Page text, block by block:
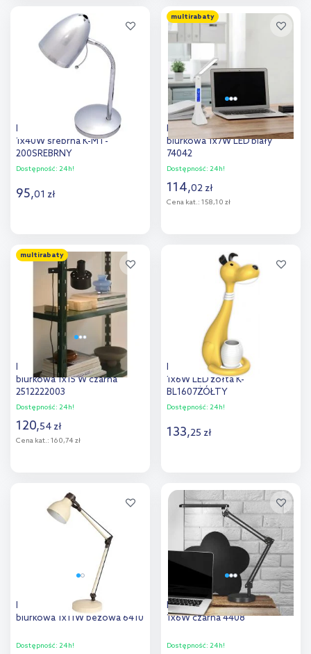
Dodaj do
porównania
Dodaj do
Kaja Kajtek lampa biurkowa
1x40W srebrna K-MT-
200SREBRNY
Dostępność: 24h!
95,01 zł
Dodaj do
porównania
multirabaty
Rabalux Amato lampa
biurkowa 1x7W LED biały
74042
Dostępność: 24h!
114,02 zł
Cena kat.: 158,10 zł
Dodaj do
porównania
multirabaty
Nordlux Matis lampa
biurkowa 1x15 W czarna
2512222003
Dostępność: 24h!
120,54 zł
Cena kat.: 160,74 zł
Dodaj do
porównania
Kaja Piesek lampa biurkowa
1x6W LED żółta K-
BL1607ŻÓŁTY
Dostępność: 24h!
133,25 zł
Dodaj do
porównania
Rabalux Carter lampa
biurkowa 1x11W beżowa 6410
Dostępność: 24h!
Rabalux Colin lampa biurkowa
1x6W czarna 4408
Dostępność: 24h!